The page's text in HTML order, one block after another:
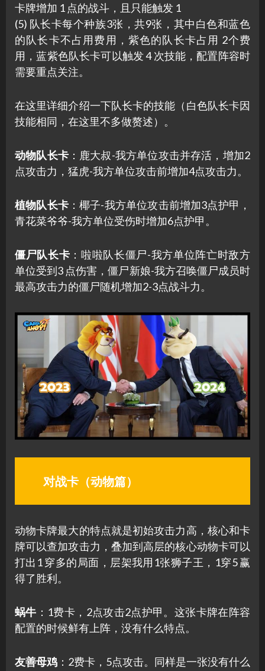
卡牌增加 1 点的战斗，且只能触发 1
(5) 队长卡每个种族3张，共9张，其中白色和蓝色
的队长卡不占用费用，紫色的队长卡占用 2个费
用，蓝紫色队长卡可以触发 4 次技能，配置阵容时
需要重点关注。
在这里详细介绍一下队长卡的技能（白色队长卡因
技能相同，在这里不多做赘述）。
动物队长卡：鹿大叔-我方单位攻击并存活，增加2
点攻击力，猛虎-我方单位攻击前增加4点攻击力。
植物队长卡：椰子-我方单位攻击前增加3点护甲，
青花菜爷爷-我方单位受伤时增加6点护甲。
僵尸队长卡 ：啦啦队长僵尸-我方单位阵亡时敌方
单位受到3 点伤害，僵尸新娘-我方召唤僵尸成员时
最高攻击力的僵尸随机增加2-3点战斗力。
对战卡（动物篇）
动物卡牌最大的特点就是初始攻击力高，核心和卡
牌可以查加攻击力，叠加到高层的核心动物卡可以
打出1 穿多的局面，层架我用1张狮子王，1穿5 赢
得了胜利。
蜗牛 ：1费卡，2点攻击2点护甲。这张卡牌在阵容
配置的时候鲜有上阵，没有什么特点。
友善母鸡 ：2费卡，5点攻击。同样是一张没有什么